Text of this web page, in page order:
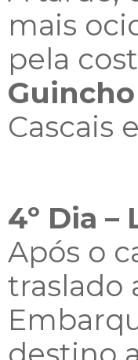
mais
pela
Guincho
Cascais
4º Dia –
Após o
traslado